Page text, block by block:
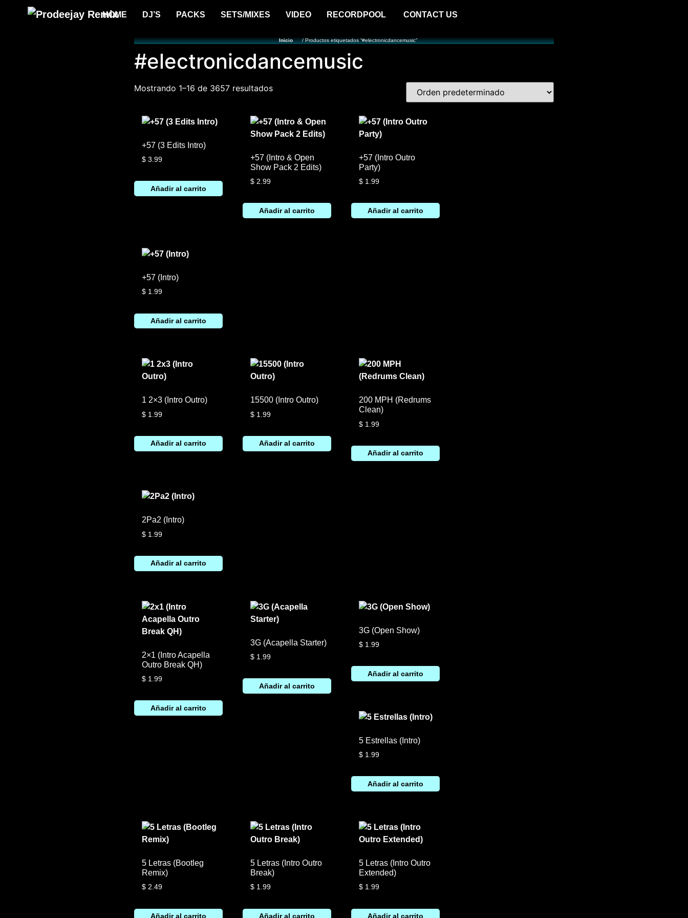
HOME DJ’S PACKS SETS/MIXES VIDEO RECORDPOOL CONTACT US
Inicio / Productos etiquetados “#electronicdancemusic”
#electronicdancemusic
Mostrando 1–16 de 3657 resultados
+57 (3 Edits Intro)
$3.99
Añadir al carrito
+57 (Intro & Open
Show Pack 2 Edits)
$2.99
Añadir al carrito
+57 (Intro Outro
Party)
$1.99
Añadir al carrito
+57 (Intro)
$1.99
Añadir al carrito
1 2×3 (Intro Outro)
$1.99
Añadir al carrito
15500 (Intro Outro)
$1.99
Añadir al carrito
200 MPH (Redrums
Clean)
$1.99
Añadir al carrito
2Pa2 (Intro)
$1.99
Añadir al carrito
2×1 (Intro Acapella
Outro Break QH)
$1.99
Añadir al carrito
3G (Acapella Starter)
$1.99
Añadir al carrito
3G (Open Show)
$1.99
Añadir al carrito
5 Estrellas (Intro)
$1.99
Añadir al carrito
5 Letras (Bootleg
Remix)
$2.49
Añadir al carrito
5 Letras (Intro Outro
Break)
$1.99
Añadir al carrito
5 Letras (Intro Outro
Extended)
$1.99
Añadir al carrito